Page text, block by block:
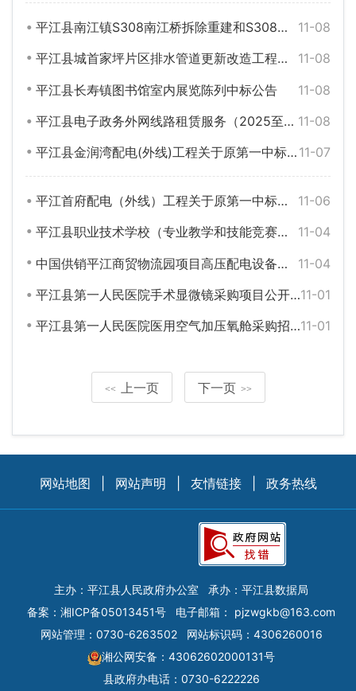
11-08
平江县南江镇S308南江桥拆除重建和S308昌江二桥维修加固项目
11-08
平江县城首家坪片区排水管道更新改造工程工程总承包补充通知
11-08
平江县长寿镇图书馆室内展览陈列中标公告
11-08
平江县电子政务外网线路租赁服务（2025至2027）包2中标公告
11-07
平江县金润湾配电(外线)工程关于原第一中标候选人放弃中标资格由第二中标候选人顺延为第一中标候选人的公示
11-06
平江首府配电（外线）工程关于原第一中标候选人放弃中标资格由第二中标候选人顺延为第一中标候选人的公示
11-04
平江县职业技术学校（专业教学和技能竞赛）设备采购废标公告
11-04
中国供销平江商贸物流园项目高压配电设备采购及安装工程
11-01
平江县第一人民医院手术显微镜采购项目公开招标公告
11-01
平江县第一人民医院医用空气加压氧舱采购招标公告
<< 上一页 下一页 >>
网站地图 网站声明 友情链接 政务热线
主办：平江县人民政府办公室
承办：平江县数据局
备案： 湘ICP备05013451号 电子邮箱： pjzwgkb@163.com
网站管理：0730-6263502
网站标识码：4306260016
湘公网安备：43062602000131号
县政府办电话：0730-6222226